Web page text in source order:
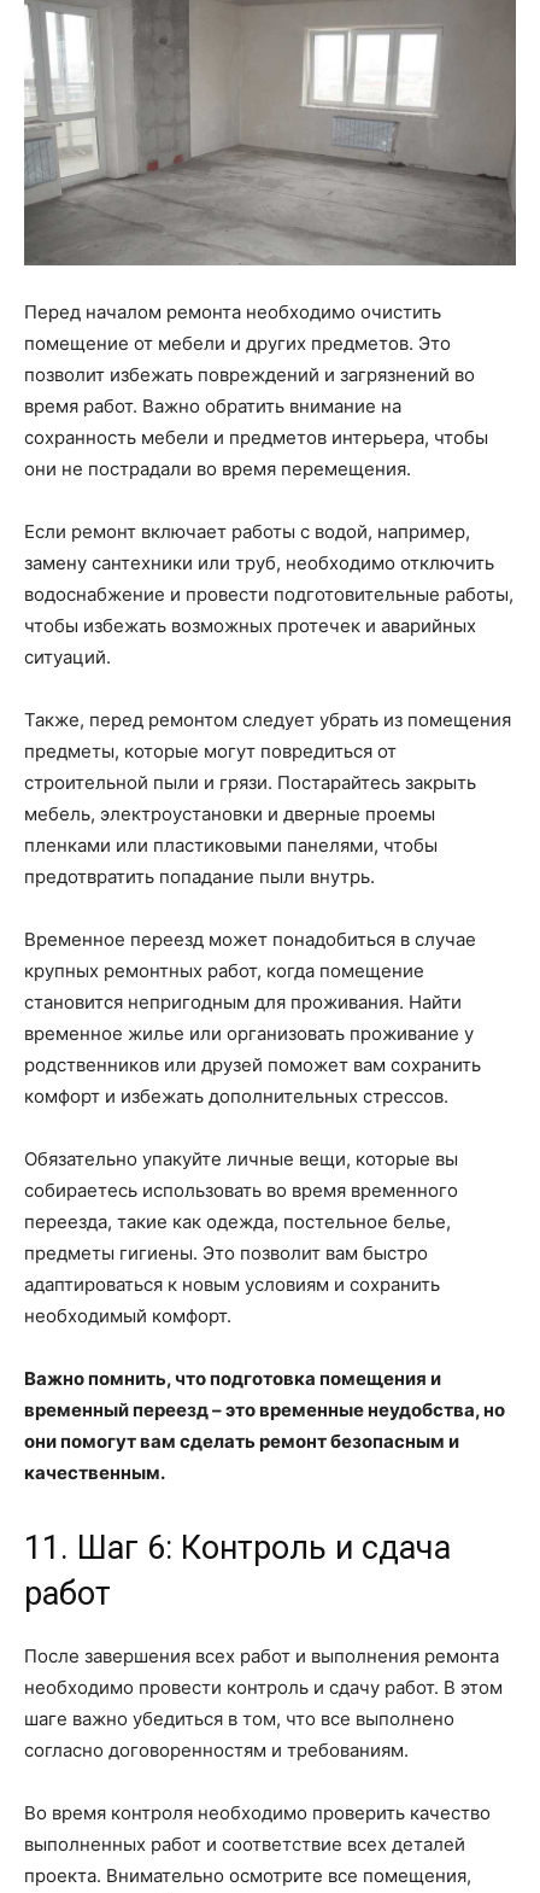
Перед началом ремонта необходимо очистить
помещение от мебели и других предметов. Это
позволит избежать повреждений и загрязнений во
время работ. Важно обратить внимание на
сохранность мебели и предметов интерьера, чтобы
они не пострадали во время перемещения.
Если ремонт включает работы с водой, например,
замену сантехники или труб, необходимо отключить
водоснабжение и провести подготовительные работы,
чтобы избежать возможных протечек и аварийных
ситуаций.
Также, перед ремонтом следует убрать из помещения
предметы, которые могут повредиться от
строительной пыли и грязи. Постарайтесь закрыть
мебель, электроустановки и дверные проемы
пленками или пластиковыми панелями, чтобы
предотвратить попадание пыли внутрь.
Временное переезд может понадобиться в случае
крупных ремонтных работ, когда помещение
становится непригодным для проживания. Найти
временное жилье или организовать проживание у
родственников или друзей поможет вам сохранить
комфорт и избежать дополнительных стрессов.
Обязательно упакуйте личные вещи, которые вы
собираетесь использовать во время временного
переезда, такие как одежда, постельное белье,
предметы гигиены. Это позволит вам быстро
адаптироваться к новым условиям и сохранить
необходимый комфорт.
Важно помнить, что подготовка помещения и
временный переезд – это временные неудобства, но
они помогут вам сделать ремонт безопасным и
качественным.
11. Шаг 6: Контроль и сдача
работ
После завершения всех работ и выполнения ремонта
необходимо провести контроль и сдачу работ. В этом
шаге важно убедиться в том, что все выполнено
согласно договоренностям и требованиям.
Во время контроля необходимо проверить качество
выполненных работ и соответствие всех деталей
проекта. Внимательно осмотрите все помещения,